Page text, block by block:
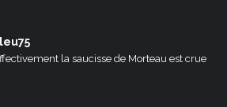
la saucisse de Morteau est crue